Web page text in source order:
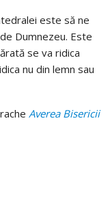
este să ne
Dumnezeu. Este
se va ridica
nu din lemn sau
Averea Bisericii